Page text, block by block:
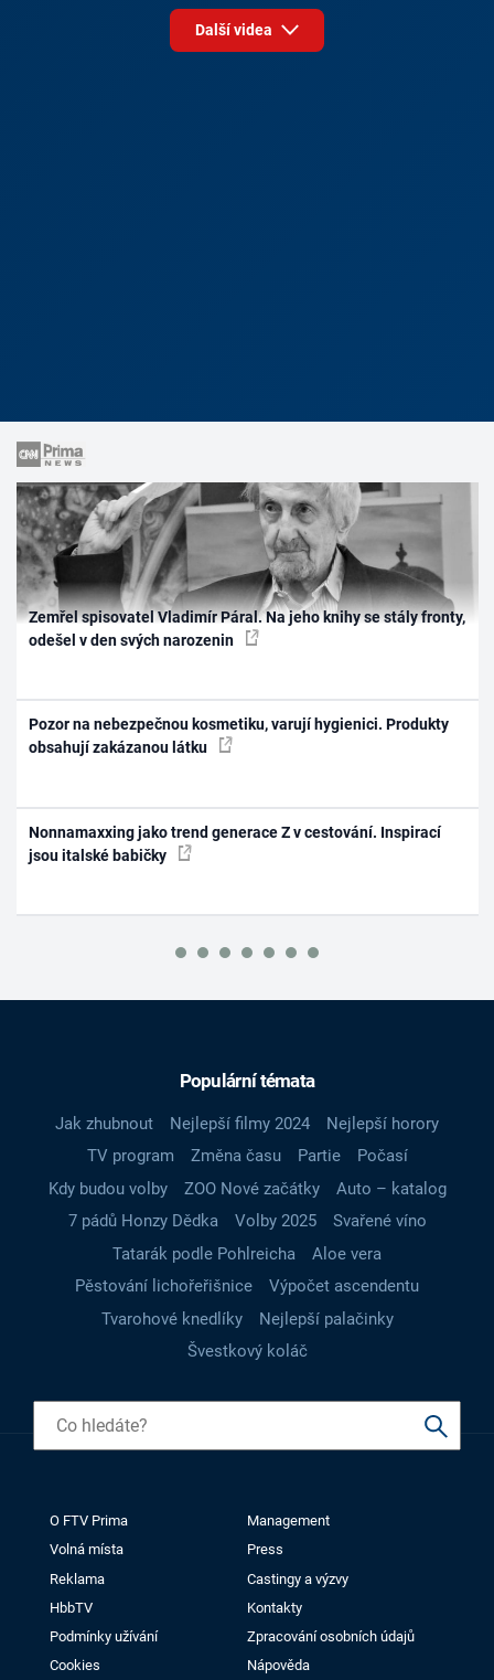
Další videa
Zemřel spisovatel Vladimír Páral. Na jeho knihy se stály fronty,
odešel v den svých narozenin
Pozor na nebezpečnou kosmetiku, varují hygienici. Produkty
obsahují zakázanou látku
Nonnamaxxing jako trend generace Z v cestování. Inspirací
jsou italské babičky
Populární témata
Jak zhubnout Nejlepší filmy 2024
Nejlepší horory
TV program
Změna času Partie
Počasí
Kdy budou volby
ZOO Nové začátky
Auto – katalog
7 pádů Honzy Dědka
Volby 2025
Svařené víno
Tatarák podle Pohlreicha
Aloe vera
Pěstování lichořeřišnice
Výpočet ascendentu
Tvarohové knedlíky
Nejlepší palačinky
Švestkový koláč
O FTV Prima
Management
Volná místa
Press
Reklama
Castingy a výzvy
HbbTV
Kontakty
Podmínky užívání
Zpracování osobních údajů
Cookies
Nápověda